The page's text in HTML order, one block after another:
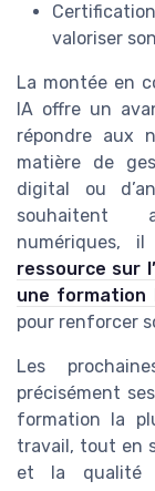
valoriser
La montée en
IA offre un
répondre aux
matière de
digital ou
souhaitent
numériques,
ressource sur
une formation
pour renforcer
Les
précisément
formation la
travail, tout en
et la qualité